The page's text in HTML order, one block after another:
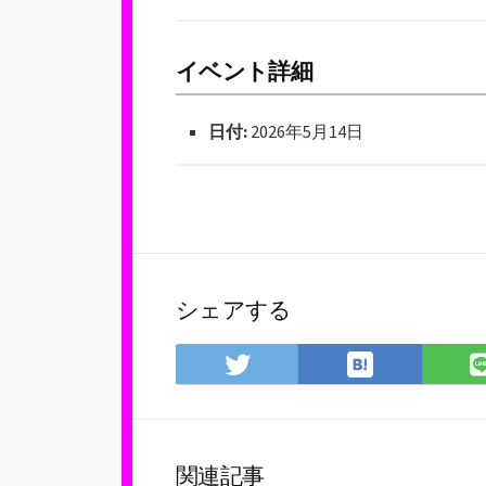
イベント詳細
日付: 2026年5月14日
シェアする
Twitter
で
ア
は
て
関連記事